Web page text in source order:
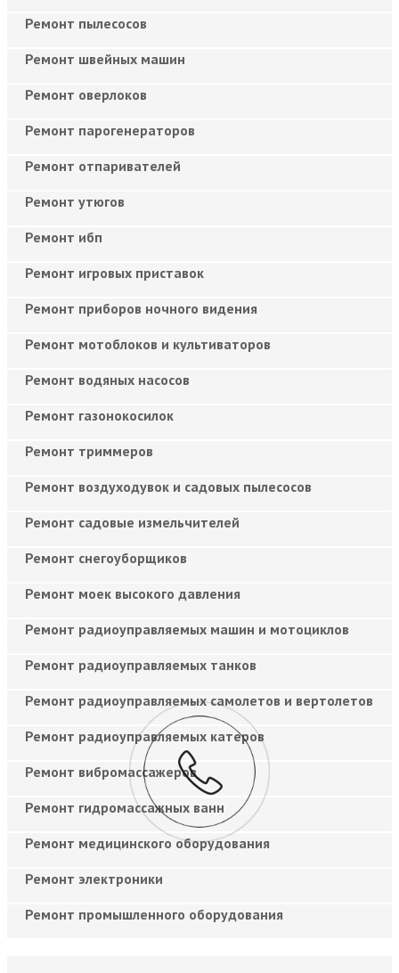
Ремонт пылесосов
Ремонт швейных машин
Ремонт оверлоков
Ремонт парогенераторов
Ремонт отпаривателей
Ремонт утюгов
Ремонт ибп
Ремонт игровых приставок
Ремонт приборов ночного видения
Ремонт мотоблоков и культиваторов
Ремонт водяных насосов
Ремонт газонокосилок
Ремонт триммеров
Ремонт воздуходувок и садовых пылесосов
Ремонт садовые измельчителей
Ремонт снегоуборщиков
Ремонт моек высокого давления
Ремонт радиоуправляемых машин и мотоциклов
Ремонт радиоуправляемых танков
Ремонт радиоуправляемых самолетов и вертолетов
Ремонт радиоуправляемых катеров
Ремонт вибромассажеров
Ремонт гидромассажных ванн
Ремонт медицинского оборудования
Ремонт электроники
Ремонт промышленного оборудования